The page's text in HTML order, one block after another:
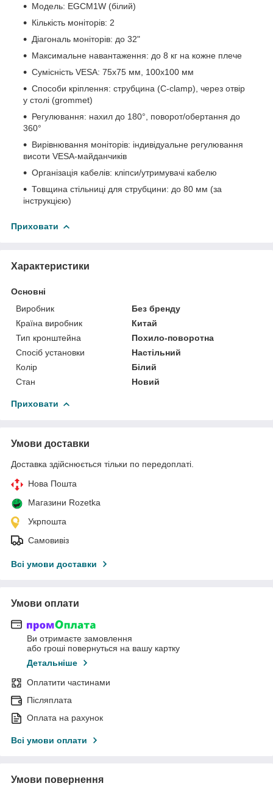
Модель: EGCM1W (білий)
Кількість моніторів: 2
Діагональ моніторів: до 32"
Максимальне навантаження: до 8 кг на кожне плече
Сумісність VESA: 75x75 мм, 100x100 мм
Способи кріплення: струбцина (C-clamp), через отвір
у столі (grommet)
Регулювання: нахил до 180°, поворот/обертання до
360°
Вирівнювання моніторів: індивідуальне регулювання
висоти VESA-майданчиків
Організація кабелів: кліпси/утримувачі кабелю
Товщина стільниці для струбцини: до 80 мм (за
інструкцією)
Приховати
Характеристики
Основні
Виробник
Без бренду
Країна виробник
Китай
Тип кронштейна
Похило-поворотна
Спосіб установки
Настільний
Колір
Білий
Стан
Новий
Приховати
Умови доставки
Доставка здійснюється тільки по передоплаті.
Нова Пошта
Магазини Rozetka
Укрпошта
Самовивіз
Всі умови доставки
Умови оплати
Ви отримаєте замовлення
або гроші повернуться на вашу картку
Детальніше
Оплатити частинами
Післяплата
Оплата на рахунок
Всі умови оплати
Умови повернення